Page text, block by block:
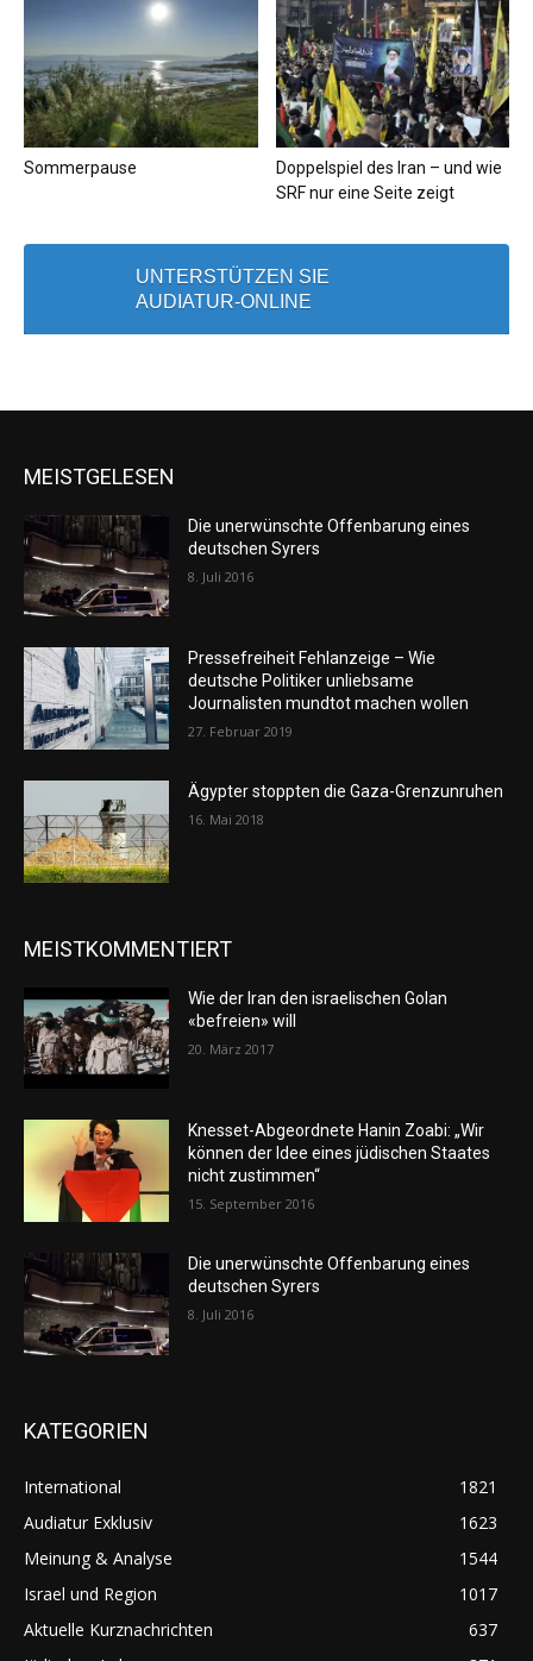
Sommerpause
Doppelspiel des Iran – und wie
SRF nur eine Seite zeigt
UNTERSTÜTZEN SIE
AUDIATUR-ONLINE
MEISTGELESEN
Die unerwünschte Offenbarung eines
deutschen Syrers
8. Juli 2016
Pressefreiheit Fehlanzeige – Wie
deutsche Politiker unliebsame
Journalisten mundtot machen wollen
27. Februar 2019
Ägypter stoppten die Gaza-Grenzunruhen
16. Mai 2018
MEISTKOMMENTIERT
Wie der Iran den israelischen Golan
«befreien» will
20. März 2017
Knesset-Abgeordnete Hanin Zoabi: „Wir
können der Idee eines jüdischen Staates
nicht zustimmen“
15. September 2016
Die unerwünschte Offenbarung eines
deutschen Syrers
8. Juli 2016
KATEGORIEN
International
1821
Audiatur Exklusiv
1623
Meinung & Analyse
1544
Israel und Region
1017
Aktuelle Kurznachrichten
637